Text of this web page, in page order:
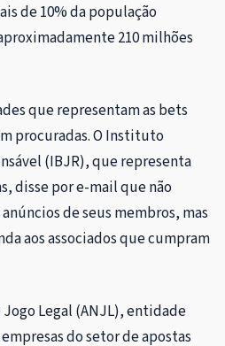
de 10% da população
210 milhões
que representam as bets
procuradas. O Instituto
(IBJR), que representa
disse por e-mail que não
de seus membros, mas
aos associados que cumpram
Jogo Legal (ANJL), entidade
do setor de apostas